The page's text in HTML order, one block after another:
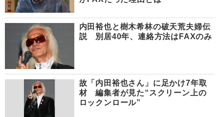
内田裕也と樹木希林の破天荒夫婦伝
説 別居40年、連絡方法はFAXのみ
故「内田裕也さん」に足かけ7年取
材 編集者が見た“スクリーン上の
ロックンロール”